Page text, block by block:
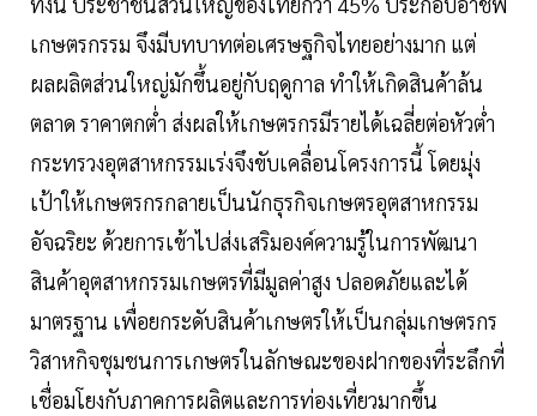
เกษตรกรรม จึงมีบทบาทต่อเศรษฐกิจไทยอย่างมาก แต่
ผลผลิตส่วนใหญ่มักขึ้นอยู่กับฤดูกาล ทำให้เกิดสินค้าล้น
ตลาด ราคาตกต่ำ ส่งผลให้เกษตรกรมีรายได้เฉลี่ยต่อหัวต่ำ
กระทรวงอุตสาหกรรมเร่งจึงขับเคลื่อนโครงการนี้ โดยมุ่ง
เป้าให้เกษตรกรกลายเป็นนักธุรกิจเกษตรอุตสาหกรรม
อัจฉริยะ ด้วยการเข้าไปส่งเสริมองค์ความรู้ในการพัฒนา
สินค้าอุตสาหกรรมเกษตรที่มีมูลค่าสูง ปลอดภัยและได้
มาตรฐาน เพื่อยกระดับสินค้าเกษตรให้เป็นกลุ่มเกษตรกร
วิสาหกิจชุมชนการเกษตรในลักษณะของฝากของที่ระลึกที่
เชื่อมโยงกับภาคการผลิตและการท่องเที่ยวมากขึ้น